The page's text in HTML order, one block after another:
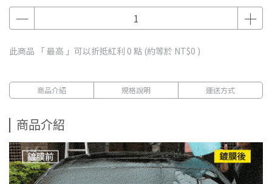
此商品 「 最高 」可以折抵紅利 0 點 (約等於 NT$0 )
商品介紹 規格說明 運送方式
商品介紹